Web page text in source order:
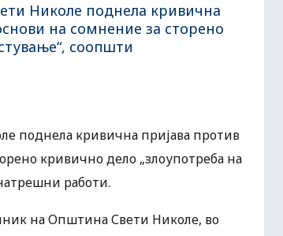
Николе поднела кривична
на сомнение за сторено
соопшти
поднела кривична пријава против
кривично дело „злоупотреба на
работи.
на Општина Свети Николе, во